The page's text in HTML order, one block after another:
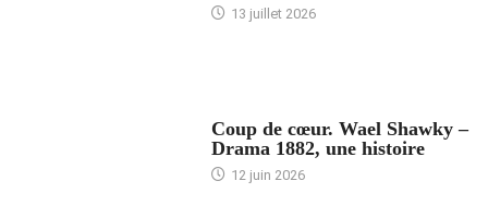
13 juillet 2026
Coup de cœur. Wael Shawky –
Drama 1882, une histoire
12 juin 2026